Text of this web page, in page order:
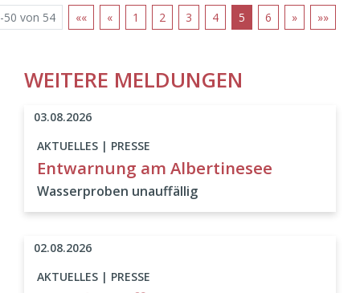
50 von 54 «« « 1 2 3 4 5 6 » »»
WEITERE MELDUNGEN
AKTUELLES | PRESSE
Entwarnung am Albertinesee
Wasserproben unauffällig
03.08.2026
AKTUELLES | PRESSE
02.08.2026